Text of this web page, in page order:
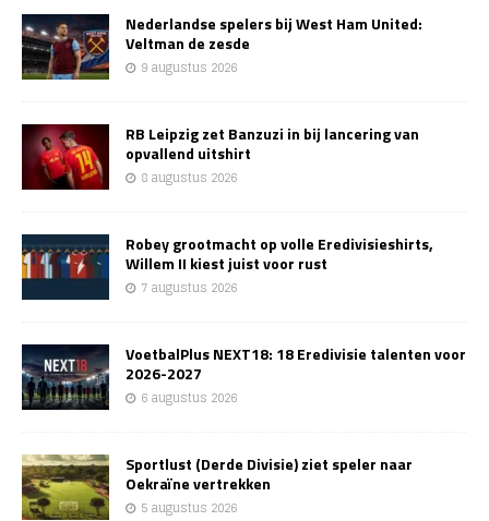
Nederlandse spelers bij West Ham United:
Veltman de zesde
9 augustus 2026
RB Leipzig zet Banzuzi in bij lancering van
opvallend uitshirt
8 augustus 2026
Robey grootmacht op volle Eredivisieshirts,
Willem II kiest juist voor rust
7 augustus 2026
VoetbalPlus NEXT18: 18 Eredivisie talenten voor
2026-2027
6 augustus 2026
Sportlust (Derde Divisie) ziet speler naar
Oekraïne vertrekken
5 augustus 2026